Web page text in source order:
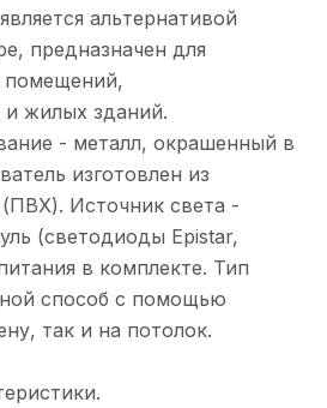
альтернативой
предназначен для
жилых зданий.
- металл, окрашенный в
изготовлен из
Источник света -
(светодиоды Epistar,
в комплекте. Тип
способ с помощью
так и на потолок.